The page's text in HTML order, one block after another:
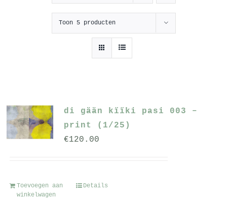
Toon 5 producten
di gään kïïki pasi 003 –
print (1/25)
€120.00
Toevoegen aan
winkelwagen
Details